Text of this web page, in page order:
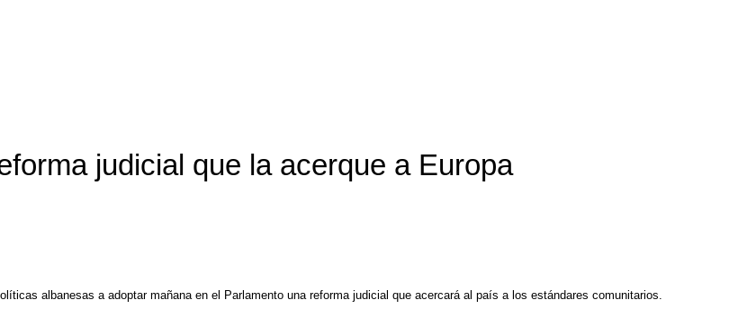
judicial que la acerque a Europa
albanesas a adoptar mañana en el Parlamento una reforma judicial que acercará al país a los estándares comunitarios.